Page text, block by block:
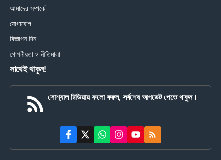
আমাদের সম্পর্কে
যোগাযোগ
বিজ্ঞাপন দিন
গোপনীয়তা ও নীতিমালা
সাথেই থাকুন!
সোশ্যাল মিডিয়ায় ফলো করুন, সর্বশেষ আপডেট পেতে থাকুন।